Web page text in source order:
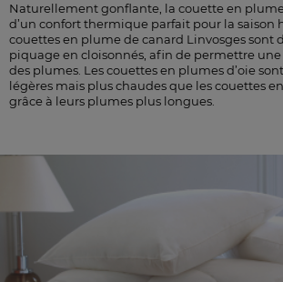
Naturellement gonflante, la couette en
d’un confort thermique parfait pour la saison
couettes en plume de canard Linvosges sont
piquage en cloisonnés, afin de permettre
des plumes. Les couettes en plumes d’oie
légères mais plus chaudes que les couettes
grâce à leurs plumes plus longues.